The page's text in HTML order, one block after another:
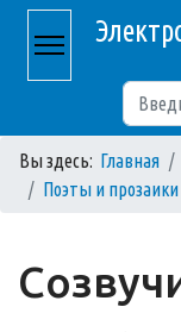
Вы здесь: Главная
Поэты и прозаики